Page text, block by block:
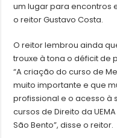
um lugar para encontros
o reitor Gustavo Costa.
O reitor lembrou ainda
trouxe à tona o déficit de
“A criação do curso de
muito importante e que
profissional e o acesso à
cursos de Direito da
São Bento”, disse o reitor.